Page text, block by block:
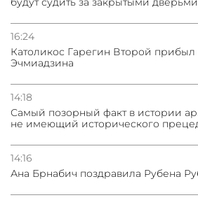
16:24
Католикос Гарегин Второй прибыл
Эчмиадзина
14:18
Самый позорный факт в истории
не имеющий исторического
14:16
Ана Брнабич поздравила Рубена